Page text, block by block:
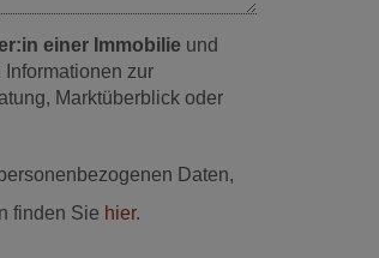
einer Immobilie und
Informationen zur
Marktüberblick oder
Daten,
finden Sie hier.